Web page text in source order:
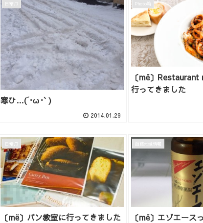
日常♫
寒ひ…(´･ω･` )
2014.01.29
Photo箱
〔më〕
行ってきました
日常♫
〔më〕パン教室に行ってきました
函館地域情報
〔më〕エゾエース